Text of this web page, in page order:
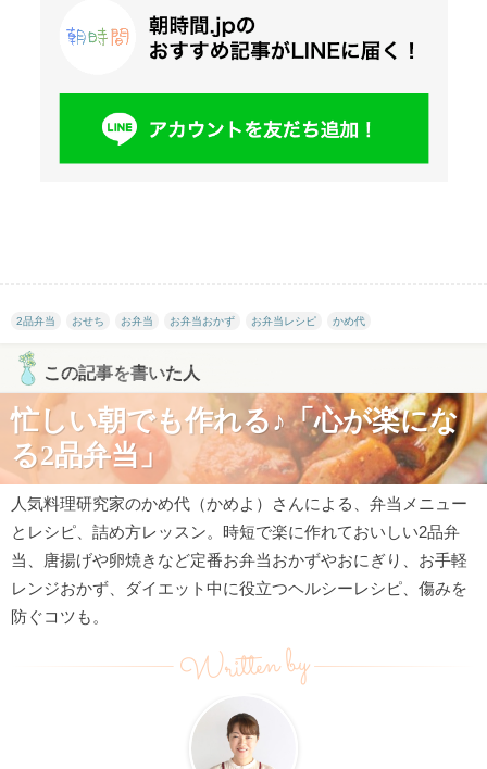
2品弁当 おせち お弁当 お弁当おかず お弁当レシピ かめ代
この記事を書いた人
忙しい朝でも作れる♪「心が楽にな
る2品弁当」
人気料理研究家のかめ代（かめよ）さんによる、弁当メニュー
とレシピ、詰め方レッスン。時短で楽に作れておいしい2品弁
当、唐揚げや卵焼きなど定番お弁当おかずやおにぎり、お手軽
レンジおかず、ダイエット中に役立つヘルシーレシピ、傷みを
防ぐコツも。
Written by